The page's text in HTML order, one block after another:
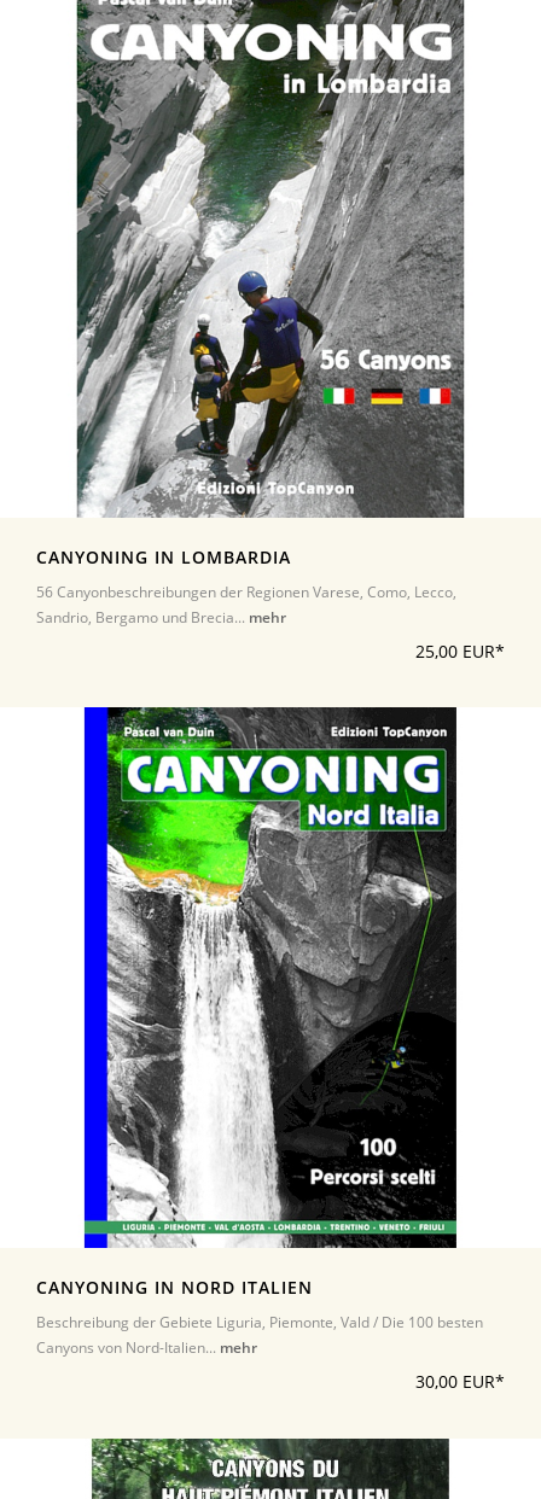
CANYONING IN LOMBARDIA
56 Canyonbeschreibungen der Regionen Varese, Como, Lecco,
Sandrio, Bergamo und Brecia... mehr
25,00 EUR*
CANYONING IN NORD ITALIEN
Beschreibung der Gebiete Liguria, Piemonte, Vald / Die 100 besten
Canyons von Nord-Italien... mehr
30,00 EUR*